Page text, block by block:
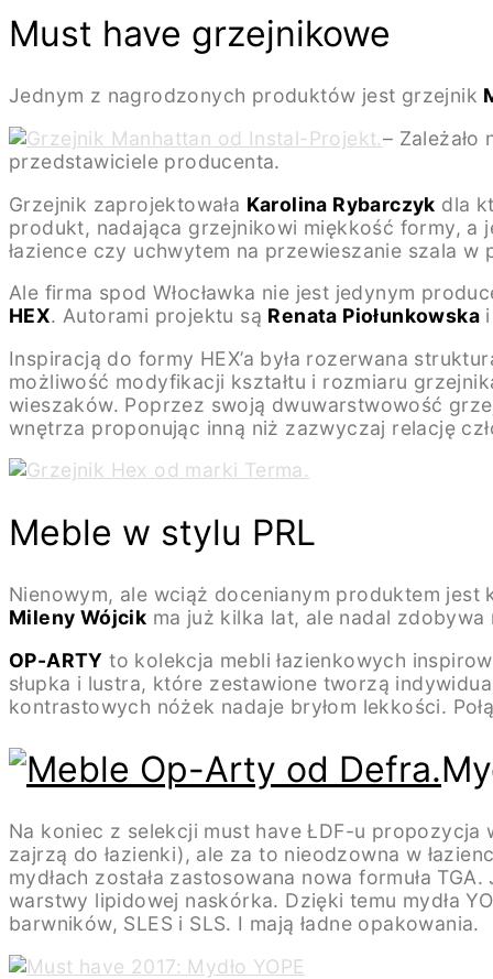
Must have grzejnikowe
Jednym z nagrodzonych produktów jest grzejnik
–
przedstawiciele producenta.
Grzejnik zaprojektowała Karolina Rybarczyk dla
produkt, nadająca grzejnikowi miękkość formy, a
łazience czy uchwytem na przewieszanie szala w
Ale firma spod Włocławka nie jest jedynym
HEX. Autorami projektu są Renata Piołunkowska
Inspiracją do formy HEX’a była rozerwana
możliwość modyfikacji kształtu i rozmiaru
wieszaków. Poprzez swoją dwuwarstwowość
wnętrza proponując inną niż zazwyczaj relację
Meble w stylu PRL
Nienowym, ale wciąż docenianym produktem jest
Mileny Wójcik ma już kilka lat, ale nadal
OP-ARTY to kolekcja mebli łazienkowych
słupka i lustra, które zestawione tworzą
kontrastowych nóżek nadaje bryłom lekkości.
Na koniec z selekcji must have ŁDF-u propozycja
zajrzą do łazienki), ale za to nieodzowna w
mydłach została zastosowana nowa formuła
warstwy lipidowej naskórka. Dzięki temu mydła
barwników, SLES i SLS. I mają ładne opakowania.